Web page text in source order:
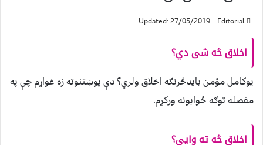
Editorial
Updated: 27/05/2019
اخلاق څه شی دي؟
يوکامل مؤمن بايدڅرنګه اخلاق ولري؟ دې پوښتنوته زه غواړم چې په
مفصله توګه ځوابونه ورکړم.
اخلاق څه ته وايي؟